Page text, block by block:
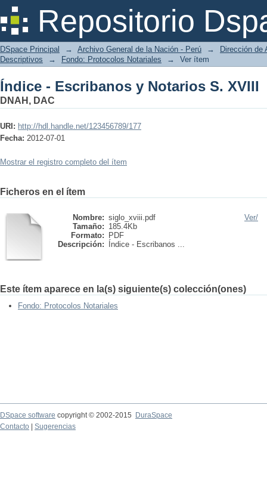
Repositorio
Índice - Escribanos y Notarios S. XVIII
DSpace Principal → Archivo General de la Nación - Perú →
Dirección de
Descriptivos
→ Fondo: Protocolos Notariales → Ver ítem
Índice - Escribanos y Notarios S. XVIII
DNAH, DAC
URI: http://hdl.handle.net/123456789/177
Fecha: 2012-07-01
Mostrar el registro completo del ítem
Ficheros en el ítem
Nombre: siglo_xviii.pdf
Tamaño: 185.4Kb
Formato:
PDF
Descripción:
Índice - Escribanos ...
Ver/
Este ítem aparece en la(s) siguiente(s) colección(ones)
Fondo: Protocolos Notariales
DSpace software copyright © 2002-2015
DuraSpace
Contacto
Sugerencias